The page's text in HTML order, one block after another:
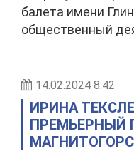
балета имени
общественный
14.02.2024 8:42
ИРИНА
ПРЕМЬЕРНЫЙ